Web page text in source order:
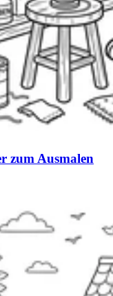
zum Ausmalen